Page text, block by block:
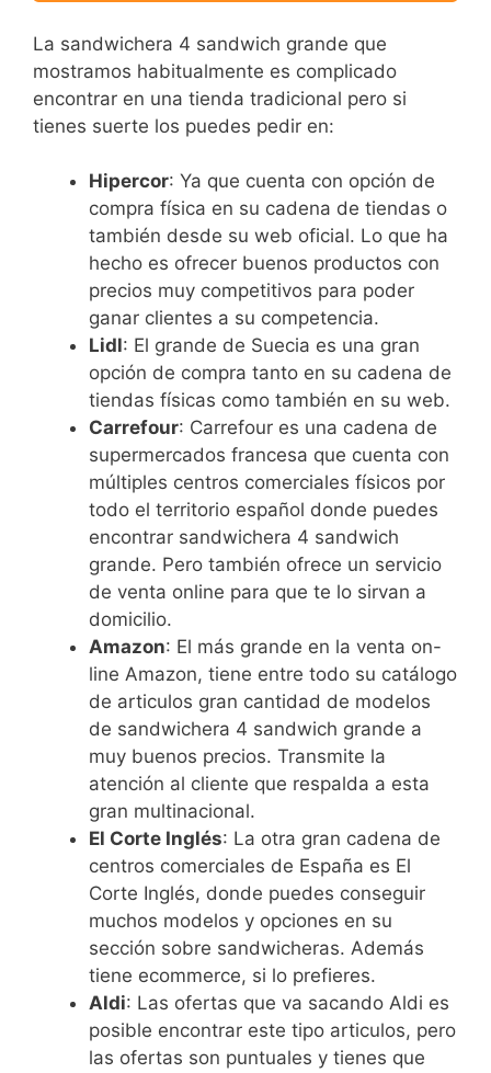
La sandwichera 4 sandwich grande que
mostramos habitualmente es complicado
encontrar en una tienda tradicional pero si
tienes suerte los puedes pedir en:
Hipercor: Ya que cuenta con opción de
compra física en su cadena de tiendas o
también desde su web oficial. Lo que ha
hecho es ofrecer buenos productos con
precios muy competitivos para poder
ganar clientes a su competencia.
Lidl: El grande de Suecia es una gran
opción de compra tanto en su cadena de
tiendas físicas como también en su web.
Carrefour: Carrefour es una cadena de
supermercados francesa que cuenta con
múltiples centros comerciales físicos por
todo el territorio español donde puedes
encontrar sandwichera 4 sandwich
grande. Pero también ofrece un servicio
de venta online para que te lo sirvan a
domicilio.
Amazon: El más grande en la venta on-
line Amazon, tiene entre todo su catálogo
de articulos gran cantidad de modelos
de sandwichera 4 sandwich grande a
muy buenos precios. Transmite la
atención al cliente que respalda a esta
gran multinacional.
El Corte Inglés: La otra gran cadena de
centros comerciales de España es El
Corte Inglés, donde puedes conseguir
muchos modelos y opciones en su
sección sobre sandwicheras. Además
tiene ecommerce, si lo prefieres.
Aldi: Las ofertas que va sacando Aldi es
posible encontrar este tipo articulos, pero
las ofertas son puntuales y tienes que